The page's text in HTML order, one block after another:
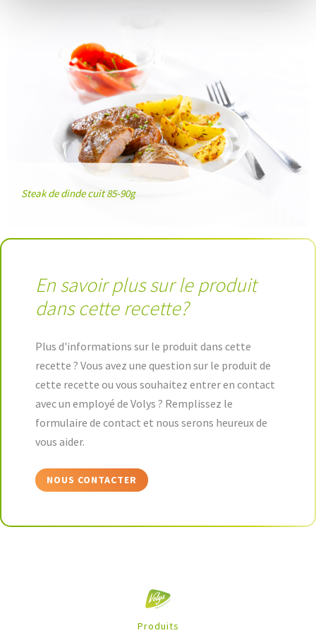
Steak de dinde cuit 85-90g
En savoir plus sur le produit
dans cette recette?
Plus d'informations sur le produit dans cette
recette ? Vous avez une question sur le produit de
cette recette ou vous souhaitez entrer en contact
avec un employé de Volys ? Remplissez le
formulaire de contact et nous serons heureux de
vous aider.
NOUS CONTACTER
Produits